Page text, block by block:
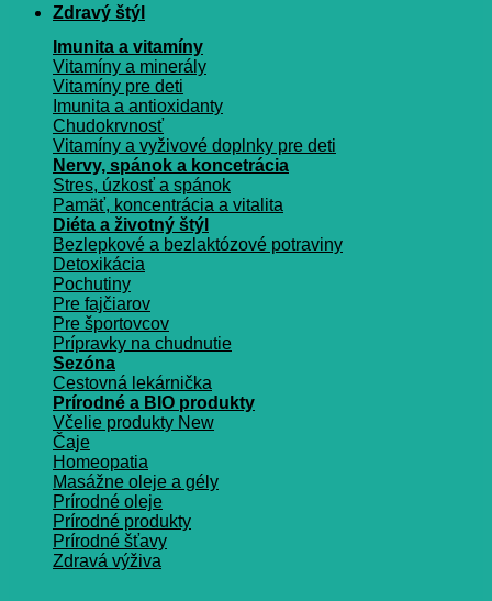
Zdravý štýl
Imunita a vitamíny
Vitamíny a minerály
Vitamíny pre deti
Imunita a antioxidanty
Chudokrvnosť
Vitamíny a vyživové doplnky pre deti
Nervy, spánok a koncetrácia
Stres, úzkosť a spánok
Pamäť, koncentrácia a vitalita
Diéta a životný štýl
Bezlepkové a bezlaktózové potraviny
Detoxikácia
Pochutiny
Pre fajčiarov
Pre športovcov
Prípravky na chudnutie
Sezóna
Cestovná lekárnička
Prírodné a BIO produkty
Včelie produkty
Čaje
Homeopatia
Masážne oleje a gély
Prírodné oleje
Prírodné produkty
Prírodné šťavy
Zdravá výživa